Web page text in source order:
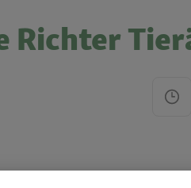
Richter